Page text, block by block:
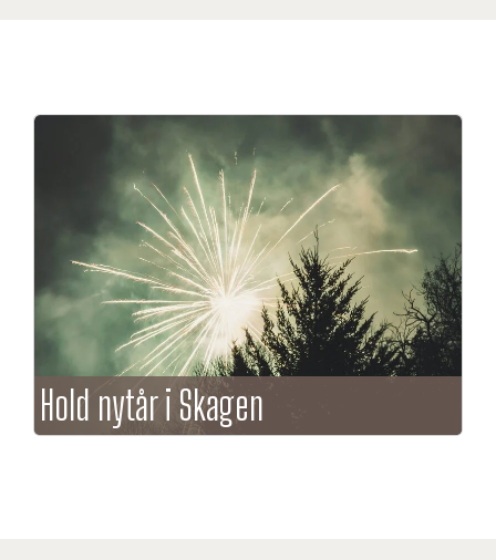
Hold nytår i Skagen
Hold nytår med venner eller familie på en